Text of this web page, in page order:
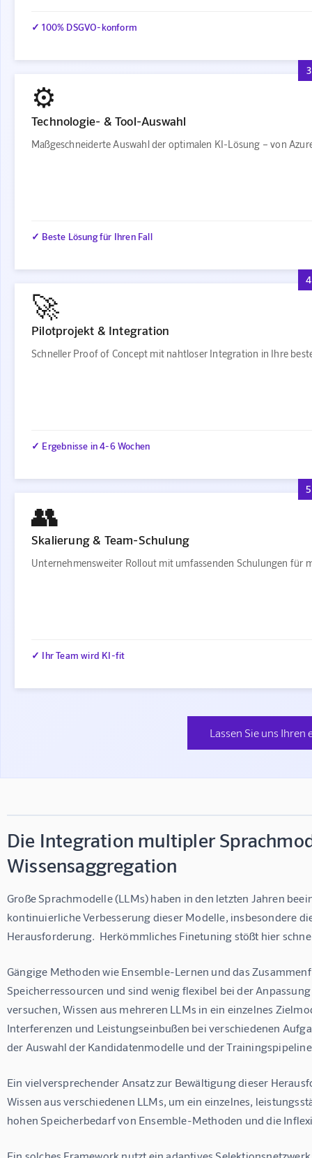
✓ 100% DSGVO-konform
3
⚙️
Technologie- & Tool-Auswahl
Maßgeschneiderte Auswahl der optimalen KI-Lösung – von
✓ Beste Lösung für Ihren Fall
4
🚀
Pilotprojekt & Integration
Schneller Proof of Concept mit nahtloser Integration in Ihre
✓ Ergebnisse in 4-6 Wochen
5
👥
Skalierung & Team-Schulung
Unternehmensweiter Rollout mit umfassenden Schulungen für
✓ Ihr Team wird KI-fit
Lassen Sie uns
Die Integration multipler
Wissensaggregation
Große Sprachmodelle (LLMs) haben in den letzten Jahren
kontinuierliche Verbesserung dieser Modelle, insbesondere
Herausforderung.  Herkömmliches Finetuning stößt hier
Gängige Methoden wie Ensemble-Lernen und das
Speicherressourcen und sind wenig flexibel bei der
versuchen, Wissen aus mehreren LLMs in ein einzelnes
Interferenzen und Leistungseinbußen bei verschiedenen
der Auswahl der Kandidatenmodelle und der
Ein vielversprechender Ansatz zur Bewältigung dieser
Wissen aus verschiedenen LLMs, um ein einzelnes,
hohen Speicherbedarf von Ensemble-Methoden und die
Ein solches Framework nutzt ein adaptives